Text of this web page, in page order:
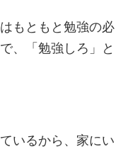
もともと勉強の必
、「勉強しろ」と
いるから、家にい